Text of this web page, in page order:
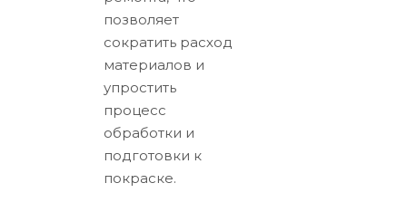
позволяет
сократить расход
материалов и
упростить
процесс
обработки и
подготовки к
покраске.